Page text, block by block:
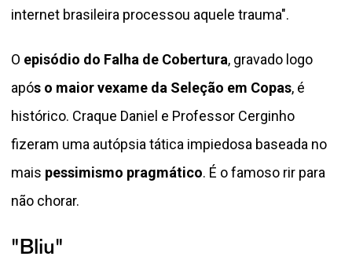
internet brasileira processou aquele trauma".
O episódio do Falha de Cobertura, gravado logo
após o maior vexame da Seleção em Copas, é
histórico. Craque Daniel e Professor Cerginho
fizeram uma autópsia tática impiedosa baseada no
mais pessimismo pragmático. É o famoso rir para
não chorar.
"Bliu"